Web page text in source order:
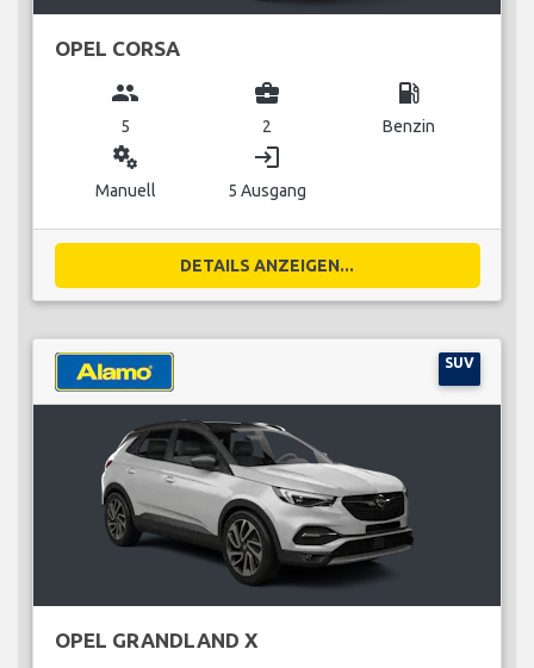
OPEL CORSA
group
5
business_center
2
local_gas_station
Benzin
miscellaneous_services
Manuell
login
5 Ausgang
DETAILS ANZEIGEN...
SUV
OPEL GRANDLAND X